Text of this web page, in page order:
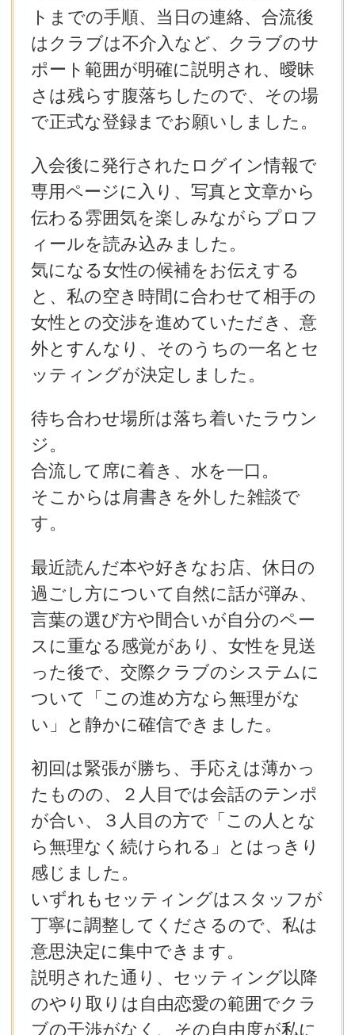
トまでの手順、当日の連絡、合流後
はクラブは不介入など、クラブのサ
ポート範囲が明確に説明され、曖昧
さは残らす腹落ちしたので、その場
で正式な登録までお願いしました。
入会後に発行されたログイン情報で
専用ページに入り、写真と文章から
伝わる雰囲気を楽しみながらプロフ
ィールを読み込みました。
気になる女性の候補をお伝えする
と、私の空き時間に合わせて相手の
女性との交渉を進めていただき、意
外とすんなり、そのうちの一名とセ
ッティングが決定しました。
待ち合わせ場所は落ち着いたラウン
ジ。
合流して席に着き、水を一口。
そこからは肩書きを外した雑談で
す。
最近読んだ本や好きなお店、休日の
過ごし方について自然に話が弾み、
言葉の選び方や間合いが自分のペー
スに重なる感覚があり、女性を見送
った後で、交際クラブのシステムに
ついて「この進め方なら無理がな
い」と静かに確信できました。
初回は緊張が勝ち、手応えは薄かっ
たものの、２人目では会話のテンポ
が合い、３人目の方で「この人とな
ら無理なく続けられる」とはっきり
感じました。
いずれもセッティングはスタッフが
丁寧に調整してくださるので、私は
意思決定に集中できます。
説明された通り、セッティング以降
のやり取りは自由恋愛の範囲でクラ
ブの干渉がなく、その自由度が私に